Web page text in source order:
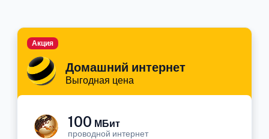
Домашний интернет
Выгодная цена
Акция
100 МБит
проводной интернет